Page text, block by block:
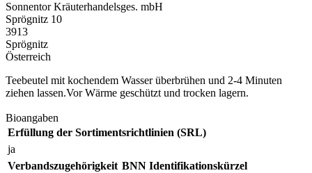
Sonnentor Kräuterhandelsges. mbH
Sprögnitz 10
3913
Sprögnitz
Österreich
Teebeutel mit kochendem Wasser überbrühen und 2-4 Minuten
ziehen lassen.Vor Wärme geschützt und trocken lagern.
Bioangaben
Erfüllung der Sortimentsrichtlinien (SRL)
ja
Verbandszugehörigkeit BNN Identifikationskürzel